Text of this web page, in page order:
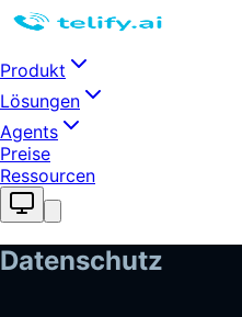
Produkt
Lösungen
Agents
Preise
Ressourcen
Datenschutz